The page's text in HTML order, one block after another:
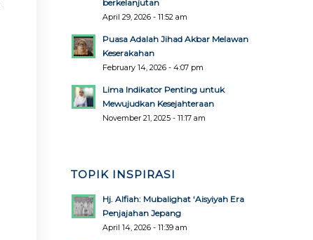
berkelanjutan
April 29, 2026 - 11:52 am
Puasa Adalah Jihad Akbar Melawan
Keserakahan
February 14, 2026 - 4:07 pm
Lima Indikator Penting untuk
Mewujudkan Kesejahteraan
November 21, 2025 - 11:17 am
TOPIK INSPIRASI
Hj. Alfiah: Mubalighat ‘Aisyiyah Era
Penjajahan Jepang
April 14, 2026 - 11:39 am